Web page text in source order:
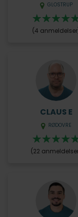
GLOSTRUP
(4
CLAUS E
RØDOVRE
(22